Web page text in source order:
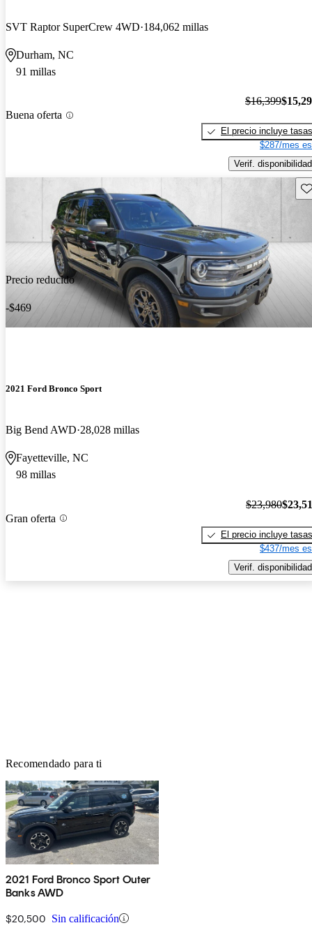
SVT Raptor SuperCrew 4WD 184,062 millas
Durham, NC
91 millas
Buena oferta
$16,399
El precio incluye tasas
$287/mes
Verif. disponibilidad
Precio reducido
-$469
2021 Ford Bronco Sport
Big Bend AWD 28,028 millas
Fayetteville, NC
98 millas
Gran oferta
$23,980
El precio incluye tasas
$437/mes
Verif. disponibilidad
Recomendado para ti
2021 Ford Bronco Sport Outer
Banks AWD
$20,500 Sin calificación